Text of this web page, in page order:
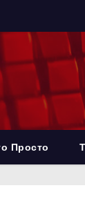
Просто